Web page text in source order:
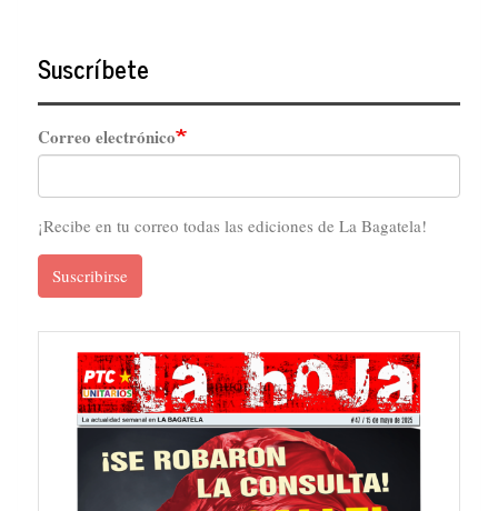
Suscríbete
Correo electrónico
¡Recibe en tu correo todas las ediciones de La Bagatela!
Suscribirse